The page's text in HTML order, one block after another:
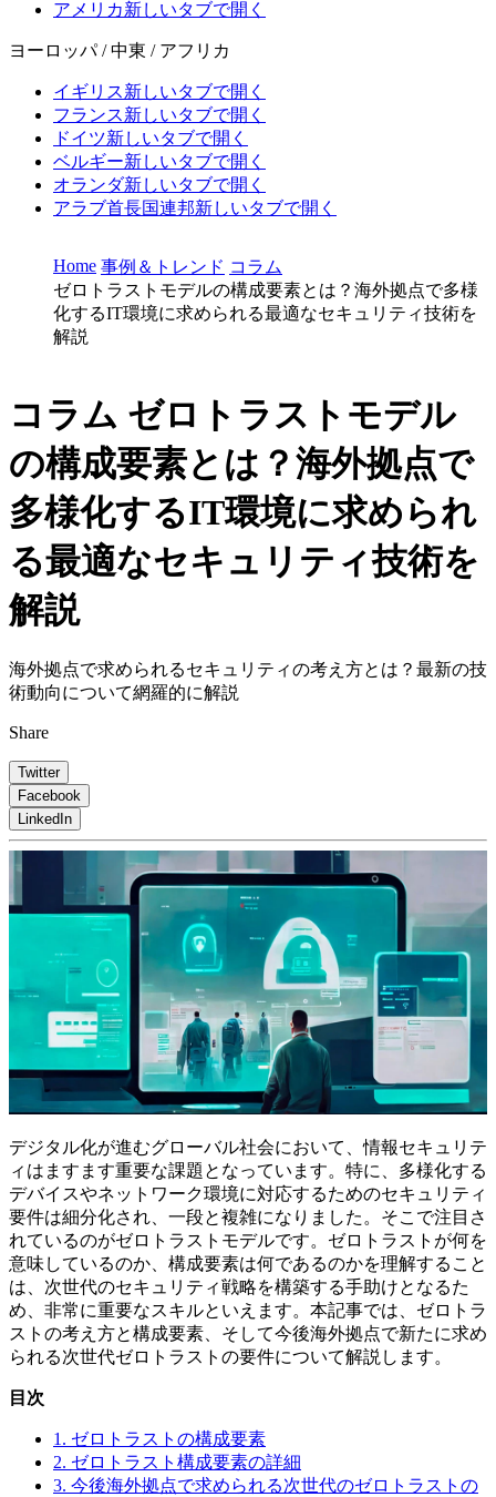
アメリカ新しいタブで開く
ヨーロッパ / 中東 / アフリカ
イギリス新しいタブで開く
フランス新しいタブで開く
ドイツ新しいタブで開く
ベルギー新しいタブで開く
オランダ新しいタブで開く
アラブ首長国連邦新しいタブで開く
Home 事例＆トレンド コラム
ゼロトラストモデルの構成要素とは？海外拠点で多様
化するIT環境に求められる最適なセキュリティ技術を
解説
コラム ゼロトラストモデル
の構成要素とは？海外拠点で
多様化するIT環境に求められ
る最適なセキュリティ技術を
解説
海外拠点で求められるセキュリティの考え方とは？最新の技
術動向について網羅的に解説
Share
Twitter
Facebook
LinkedIn
デジタル化が進むグローバル社会において、情報セキュリテ
ィはますます重要な課題となっています。特に、多様化する
デバイスやネットワーク環境に対応するためのセキュリティ
要件は細分化され、一段と複雑になりました。そこで注目さ
れているのがゼロトラストモデルです。ゼロトラストが何を
意味しているのか、構成要素は何であるのかを理解すること
は、次世代のセキュリティ戦略を構築する手助けとなるた
め、非常に重要なスキルといえます。本記事では、ゼロトラ
ストの考え方と構成要素、そして今後海外拠点で新たに求め
られる次世代ゼロトラストの要件について解説します。
目次
1. ゼロトラストの構成要素
2. ゼロトラスト構成要素の詳細
3. 今後海外拠点で求められる次世代のゼロトラストの